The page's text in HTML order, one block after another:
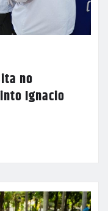
no
Ignacio